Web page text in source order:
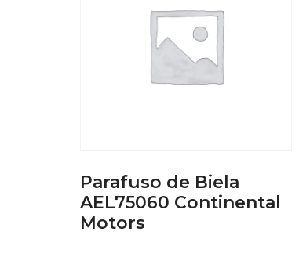
Parafuso de Biela
AEL75060 Continental
Motors